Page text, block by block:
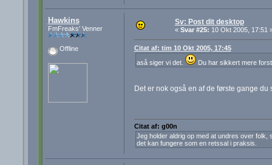
Hawkins
FmFreaks' Venner
Offline
Sv: Post dit desktop
« Svar #25: 10 Okt 2005, 17:51
Citat af: tim 10 Okt 2005, 17:45
aså siger vi det.
Du har sikkert mere
Det er nok også en af de første gange
Citat af: g00n
Jeg holder aldrig op med at undres over folk,
det kan fungere som en retssal i praksis.